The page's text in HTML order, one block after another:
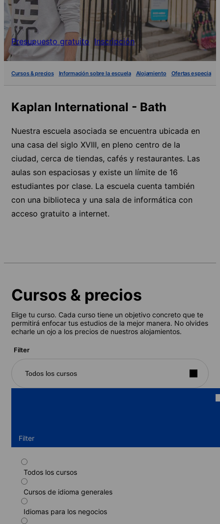
Presupuesto gratuito Inscripción
Cursos & precios Información sobre la escuela Alojamiento Ofertas especiales
Kaplan International - Bath
Nuestra escuela asociada se encuentra ubicada en
una casa del siglo XVIII, en pleno centro de la
ciudad, cerca de tiendas, cafés y restaurantes. Las
aulas son espaciosas y existe un límite de 16
estudiantes por clase. La escuela cuenta también
con una biblioteca y una sala de informática con
acceso gratuito a internet.
Cursos & precios
Elige tu curso. Cada curso tiene un objetivo concreto que te
permitirá enfocar tus estudios de la mejor manera. No olvides
echarle un ojo a los precios de nuestros alojamientos.
Filter
Todos los cursos
Filter
Todos los cursos
Cursos de idioma generales
Idiomas para los negocios
Curso estándar
Duración: 1 - 52 semanas
Niveles: Elemental (A1) a Avanzado (C1)
1 semana